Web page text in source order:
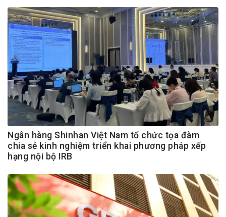
Ngân hàng Shinhan Việt Nam tổ chức tọa đàm
chia sẻ kinh nghiệm triển khai phương pháp xếp
hạng nội bộ IRB